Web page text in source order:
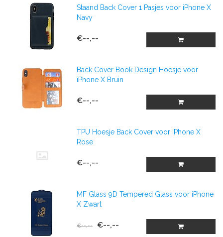
Staand Back Cover 1 Pasjes voor iPhone X
Navy
€--,--
Back Cover Book Design Hoesje voor
iPhone X Bruin
€--,--
TPU Hoesje Back Cover voor iPhone X
Rose
€--,--
MF Glass 9D Tempered Glass voor iPhone
X Zwart
€--,-- €--,--